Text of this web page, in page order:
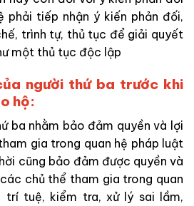
phải tiếp nhận ý kiến phản đối,
trình tự, thủ tục để giải quyết
một thủ tục độc lập
người thứ ba trước khi
hộ:
ba nhằm bảo đảm quyền và lợi
gia trong quan hệ pháp luật
cũng bảo đảm được quyền và
chủ thể tham gia trong quan
trí tuệ, kiểm tra, xử lý sai lầm,